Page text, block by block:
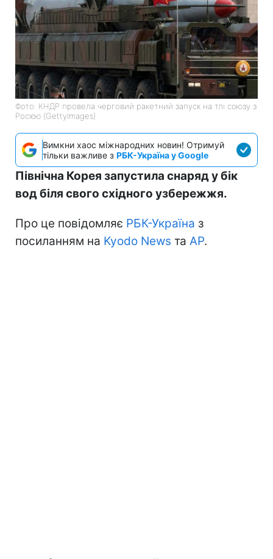
Фото: КНДР провела черговий ракетний запуск на тлі союзу з
Росією (GettyImages)
Вимкни хаос міжнародних новин! Отримуй
тільки важливе з РБК-Україна у Google
Північна Корея запустила снаряд у бік
вод біля свого східного узбережжя.
Про це повідомляє РБК-Україна з
посиланням на Kyodo News та АР.